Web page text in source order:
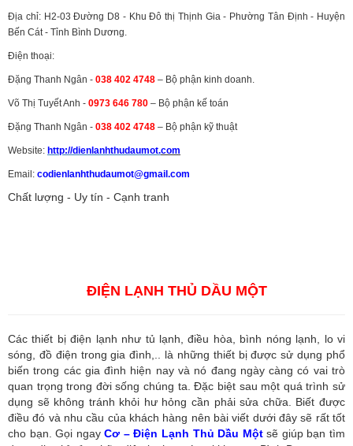
Địa chỉ: H2-03 Đường D8 - Khu Đô thị Thịnh Gia - Phường Tân Định - Huyện
Bến Cát - Tỉnh Bình Dương.
Điện thoại:
Đặng Thanh Ngân - 038 402 4748 – Bộ phận kinh doanh.
Võ Thị Tuyết Anh - 0973 646 780 – Bộ phận kế toán
Đặng Thanh Ngân - 038 402 4748 – Bộ phận kỹ thuật
Website: http://dienlanhthudaumot.com
Email: codienlanhthudaumot@gmail.com
Chất lượng - Uy tín - Cạnh tranh
ĐIỆN LẠNH THỦ DẦU MỘT
Các thiết bị điện lạnh như tủ lạnh, điều hòa, bình nóng lạnh, lo vi
sóng, đồ điện trong gia đình,.. là những thiết bị được sử dụng phổ
biến trong các gia đình hiện nay và nó đang ngày càng có vai trò
quan trọng trong đời sống chúng ta. Đặc biệt sau một quá trình sử
dụng sẽ không tránh khỏi hư hỏng cần phải sửa chữa. Biết được
điều đó và nhu cầu của khách hàng nên bài viết dưới đây sẽ rất tốt
cho bạn. Gọi ngayCơ – Điện Lạnh Thủ Dầu Một sẽ giúp bạn tìm